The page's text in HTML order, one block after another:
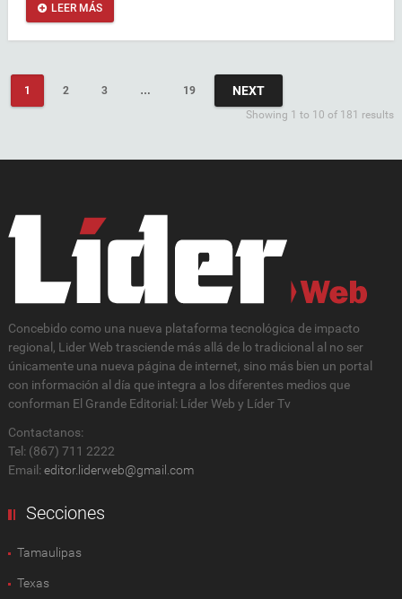
LEER MÁS
1 2 3 … 19 NEXT
Showing 1 to 10 of 181 results
Concebido como una nueva plataforma tecnológica de impacto
regional, Lider Web trasciende más allá de lo tradicional al no ser
únicamente una nueva página de internet, sino más bien un portal
con información al día que integra a los diferentes medios que
conforman El Grande Editorial: Líder Web y Líder Tv
Contactanos:
Tel: (867) 711 2222
Email: editor.liderweb@gmail.com
Secciones
Tamaulipas
Texas